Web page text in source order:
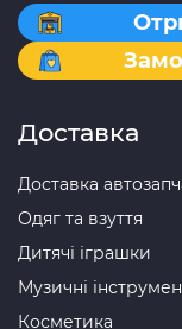
Доставка
Доставка
Одяг та взуття
Дитячі іграшки
Музичні
Косметика